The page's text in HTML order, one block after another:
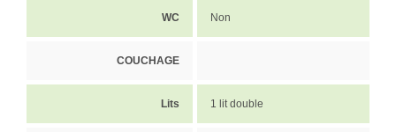
WC Non
COUCHAGE
Lits 1 lit double